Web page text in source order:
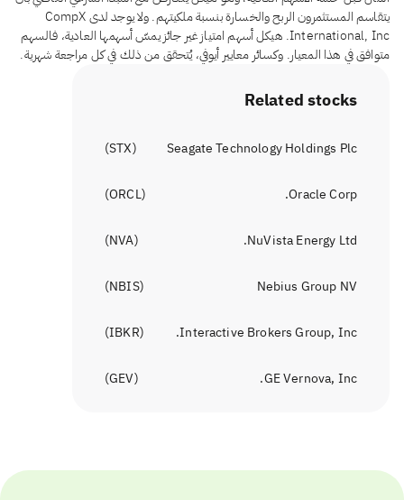
يتقاسم المستثمرون الربح والخسارة بنسبة ملكيتهم. ولا يوجد لدى CompX
International, Inc. هيكل أسهم امتياز غير جائز يمسّ أسهمها العادية، فالسهم
متوافق في هذا المعيار. وكسائر معايير أيوفي، يُتحقق من ذلك في كل مراجعة شهرية.
Related stocks
Seagate Technology Holdings Plc
(
STX
)
Oracle Corp.
(
ORCL
)
NuVista Energy Ltd.
(
NVA
)
Nebius Group NV
(
NBIS
)
Interactive Brokers Group, Inc.
(
IBKR
)
GE Vernova, Inc.
(
GEV
)